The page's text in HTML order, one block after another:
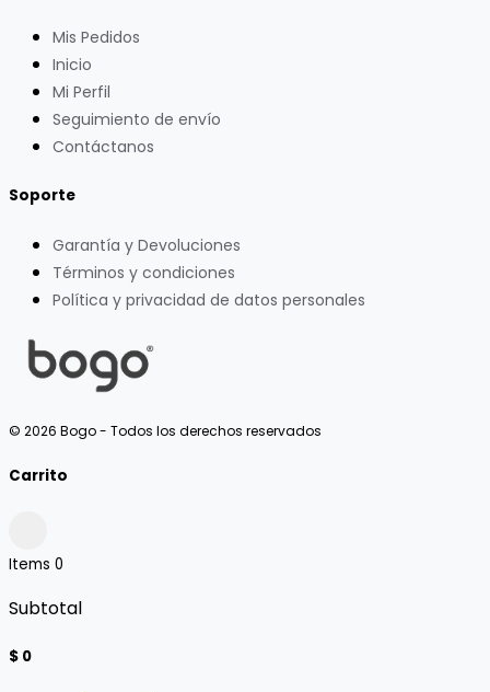
Mis Pedidos
Inicio
Mi Perfil
Seguimiento de envío
Contáctanos
Soporte
Garantía y Devoluciones
Términos y condiciones
Política y privacidad de datos personales
© 2026 Bogo - Todos los derechos reservados
Carrito
Items 0
Subtotal
$ 0